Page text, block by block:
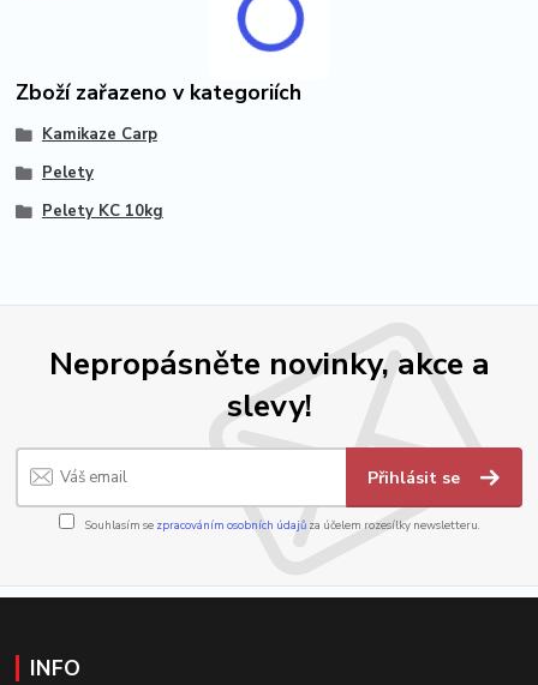
Zboží zařazeno v kategoriích
Kamikaze Carp
Pelety
Pelety KC 10kg
Nepropásněte novinky, akce a
slevy!
Přihlásit se
Souhlasím se zpracováním osobních údajůza účelem rozesílky newsletteru.
INFO